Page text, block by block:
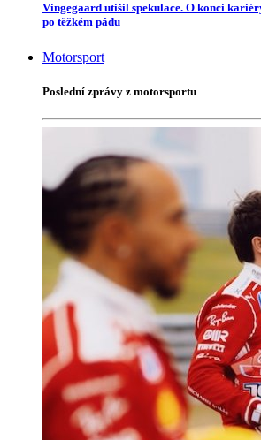
Vingegaard utišil spekulace. O konci
po těžkém pádu
Motorsport
Poslední zprávy z motorsportu